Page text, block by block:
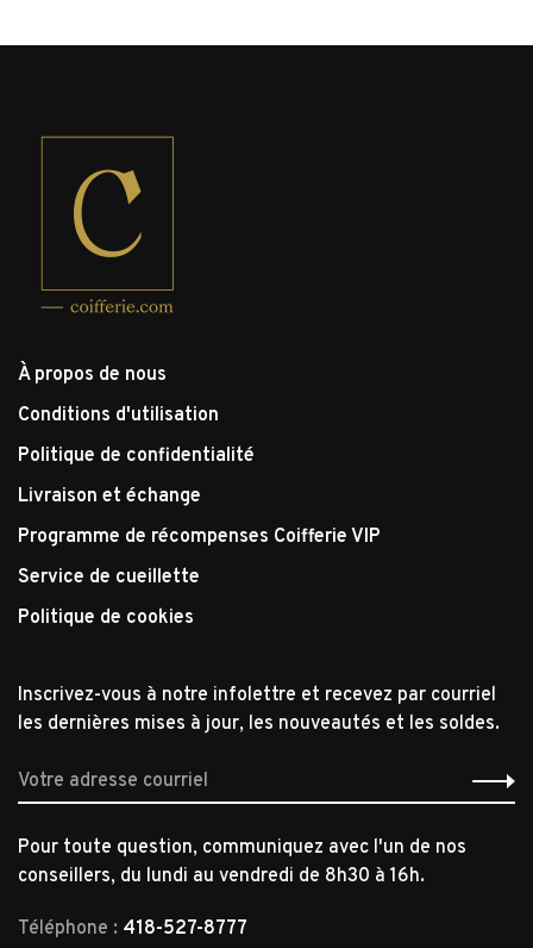
À propos de nous
Conditions d'utilisation
Politique de confidentialité
Livraison et échange
Programme de récompenses Coifferie VIP
Service de cueillette
Politique de cookies
Inscrivez-vous à notre infolettre et recevez par courriel
les dernières mises à jour, les nouveautés et les soldes.
Pour toute question, communiquez avec l'un de nos
conseillers, du lundi au vendredi de 8h30 à 16h.
Téléphone : 418-527-8777